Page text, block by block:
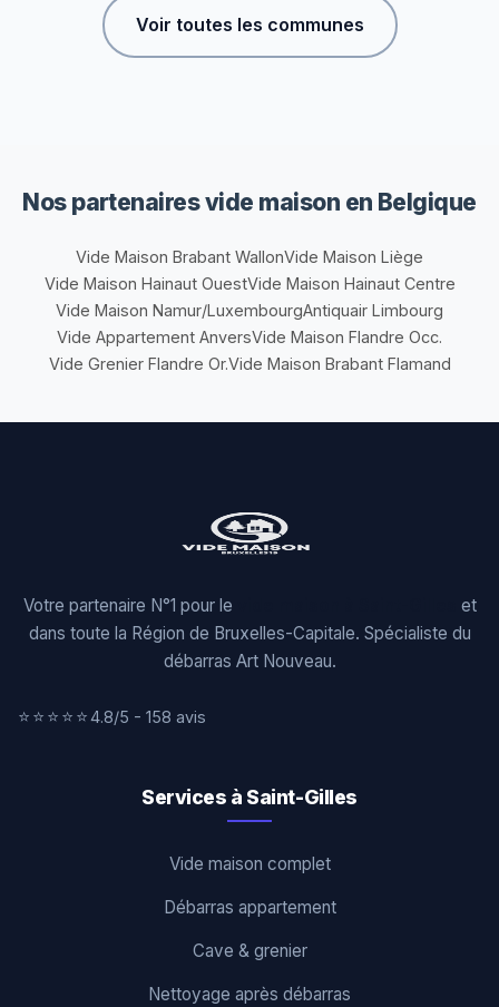
Voir toutes les communes
Nos partenaires vide maison en Belgique
Vide Maison Brabant WallonVide Maison Liège
Vide Maison Hainaut OuestVide Maison Hainaut Centre
Vide Maison Namur/LuxembourgAntiquair Limbourg
Vide Appartement AnversVide Maison Flandre Occ.
Vide Grenier Flandre Or.Vide Maison Brabant Flamand
Votre partenaire N°1 pour le
et
dans toute la Région de Bruxelles-Capitale. Spécialiste du
débarras Art Nouveau.
⭐⭐⭐⭐⭐4.8/5 - 158 avis
Services à Saint-Gilles
Vide maison complet
Débarras appartement
Cave & grenier
Nettoyage après débarras